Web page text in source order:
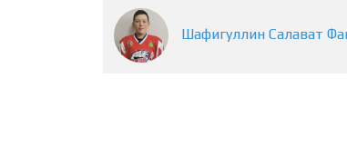
Шафигуллин Салават